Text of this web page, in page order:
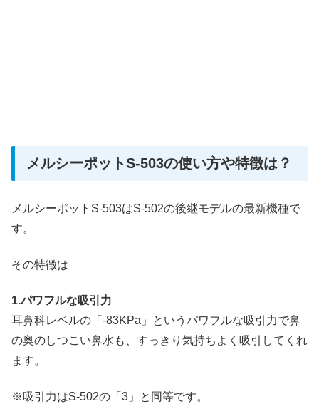
メルシーポットS-503の使い方や特徴は？
メルシーポットS-503はS-502の後継モデルの最新機種で
す。
その特徴は
1.パワフルな吸引力
耳鼻科レベルの「-83KPa」というパワフルな吸引力で鼻
の奥のしつこい鼻水も、すっきり気持ちよく吸引してくれ
ます。
※吸引力はS-502の「3」と同等です。